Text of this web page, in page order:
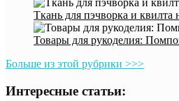
Ткань для пэчворка и квилта
Товары для рукоделия:
Больше из этой рубрики >>>
Интересные статьи: